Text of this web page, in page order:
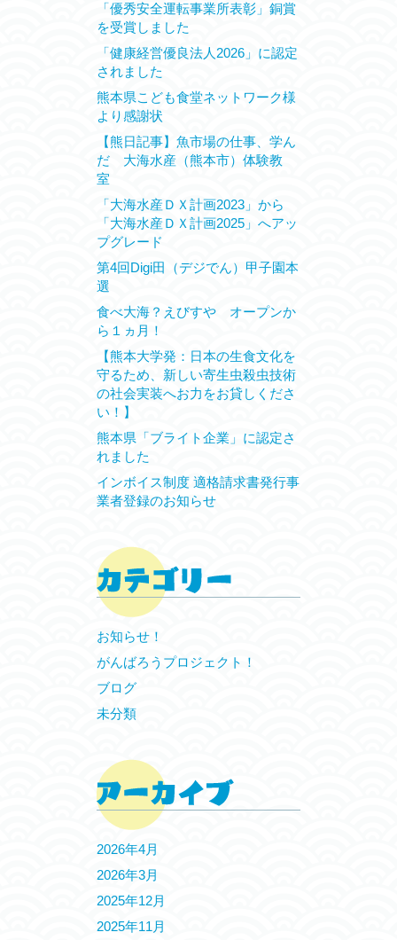
「優秀安全運転事業所表彰」銅賞
を受賞しました
「健康経営優良法人2026」に認定
されました
熊本県こども食堂ネットワーク様
より感謝状
【熊日記事】魚市場の仕事、学ん
だ 大海水産（熊本市）体験教
室
「大海水産ＤＸ計画2023」から
「大海水産ＤＸ計画2025」へアッ
プグレード
第4回Digi田（デジでん）甲子園本
選
食べ大海？えびすや オープンか
ら１ヵ月！
【熊本大学発：日本の生食文化を
守るため、新しい寄生虫殺虫技術
の社会実装へお力をお貸しくださ
い！】
熊本県「ブライト企業」に認定さ
れました
インボイス制度 適格請求書発行事
業者登録のお知らせ
お知らせ！
がんばろうプロジェクト！
ブログ
未分類
2026年4月
2026年3月
2025年12月
2025年11月